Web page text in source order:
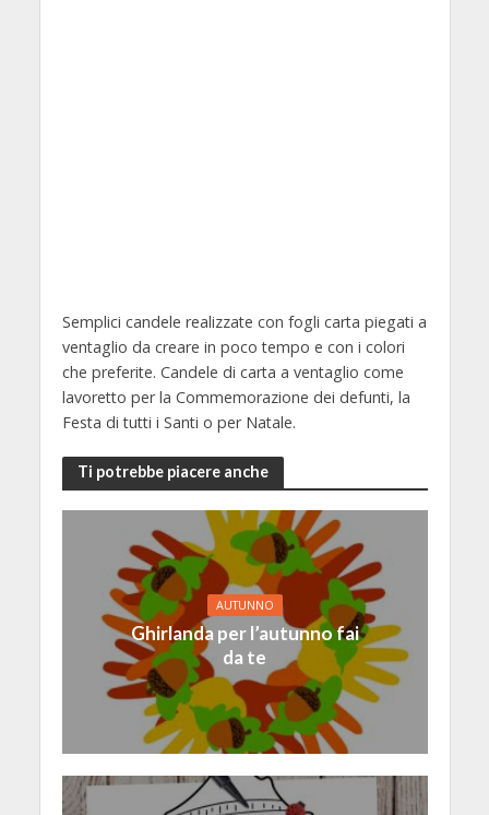
Semplici candele realizzate con fogli carta piegati a
ventaglio da creare in poco tempo e con i colori
che preferite. Candele di carta a ventaglio come
lavoretto per la Commemorazione dei defunti, la
Festa di tutti i Santi o per Natale.
Ti potrebbe piacere anche
AUTUNNO
Ghirlanda per l’autunno fai
da te